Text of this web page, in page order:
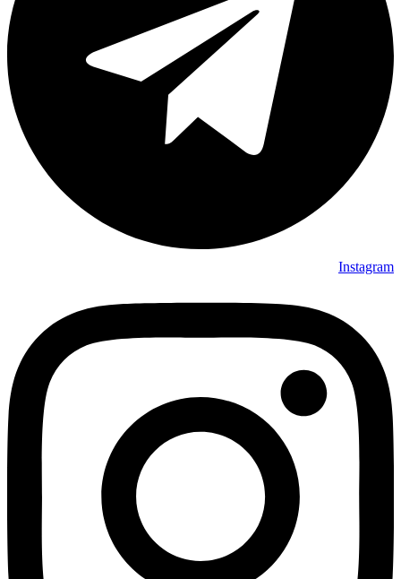
Instagram